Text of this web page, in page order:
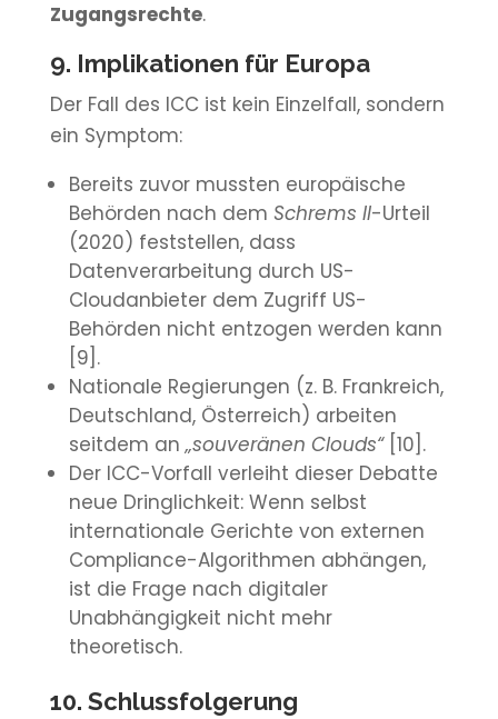
Zugangsrechte.
9. Implikationen für Europa
Der Fall des ICC ist kein Einzelfall, sondern
ein Symptom:
Bereits zuvor mussten europäische
Behörden nach dem Schrems II-Urteil
(2020) feststellen, dass
Datenverarbeitung durch US-
Cloudanbieter dem Zugriff US-
Behörden nicht entzogen werden kann
[9].
Nationale Regierungen (z. B. Frankreich,
Deutschland, Österreich) arbeiten
seitdem an„souveränen Clouds“[10].
Der ICC-Vorfall verleiht dieser Debatte
neue Dringlichkeit: Wenn selbst
internationale Gerichte von externen
Compliance-Algorithmen abhängen,
ist die Frage nach digitaler
Unabhängigkeit nicht mehr
theoretisch.
10. Schlussfolgerung